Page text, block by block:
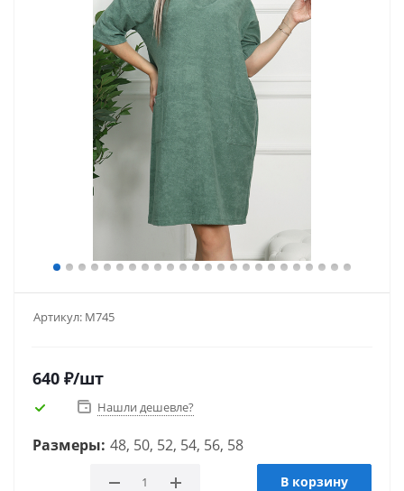
Артикул: М745
640 ₽/шт
Нашли дешевле?
Размеры: 48, 50, 52, 54, 56, 58
В корзину